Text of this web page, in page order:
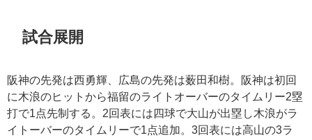
試合展開
阪神の先発は西勇輝、広島の先発は薮田和樹。阪神は初回
に木浪のヒットから福留のライトオーバーのタイムリー2塁
打で1点先制する。 2回表には四球で大山が出塁し木浪がラ
イトーバーのタイムリーで1点追加。 3回表には高山の3ラ